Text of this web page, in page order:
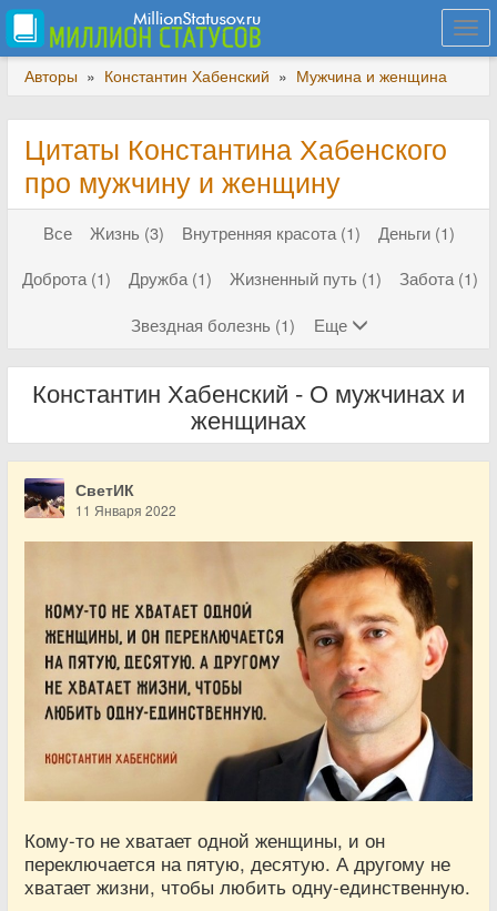
Авторы » Константин Хабенский » Мужчина и женщина
Цитаты Константина Хабенского
про мужчину и женщину
Все Жизнь (3) Внутренняя красота (1)
Деньги (1)
Доброта (1)
Дружба (1) Жизненный путь (1)
Забота (1)
Звездная болезнь (1)
Еще
Константин Хабенский - О мужчинах и
женщинах
СветИК
11 Января 2022
Кому-то не хватает одной женщины, и он
переключается на пятую, десятую. А другому не
хватает жизни, чтобы любить одну-единственную.